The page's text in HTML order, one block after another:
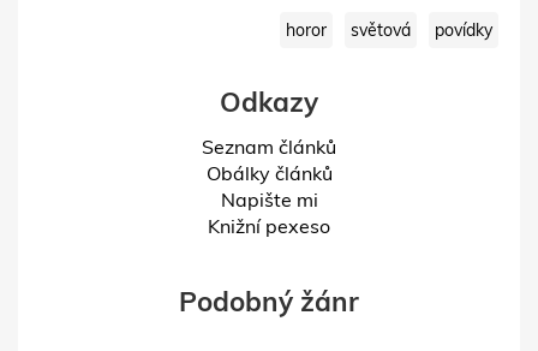
horor světová povídky
Odkazy
Seznam článků
Obálky článků
Napište mi
Knižní pexeso
Podobný žánr